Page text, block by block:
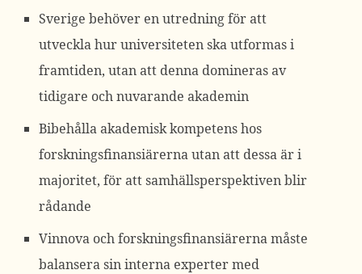
Sverige behöver en utredning för att
utveckla hur universiteten ska utformas i
framtiden, utan att denna domineras av
tidigare och nuvarande akademin
Bibehålla akademisk kompetens hos
forskningsfinansiärerna utan att dessa är i
majoritet, för att samhällsperspektiven blir
rådande
Vinnova och forskningsfinansiärerna måste
balansera sin interna experter med